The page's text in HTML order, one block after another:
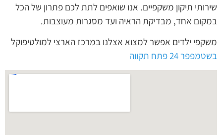
שירותי תיקון משקפיים. אנו שואפים לתת לכם פתרון של הכל
במקום אחד, מבדיקת הראיה ועד מסגרות מעוצבות.
משקפי ילדים אפשר למצוא אצלנו במרכז הארצי למולטיפוקל
בשטמפפר 24 פתח תקווה